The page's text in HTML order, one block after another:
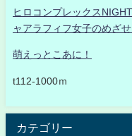
ヒロコンプレックス
ャアラフィフ女子のめざ
萌えっとこあに！
t112-1000ｍ
カテゴリー